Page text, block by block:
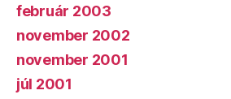
február 2003
november 2002
november 2001
júl 2001